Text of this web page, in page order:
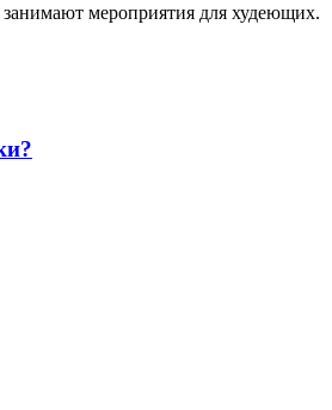
мероприятия для худеющих.